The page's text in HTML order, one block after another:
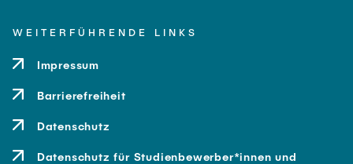
WEITERFÜHRENDE LINKS
Impressum
Barrierefreiheit
Datenschutz
Datenschutz für Studienbewerber*innen und